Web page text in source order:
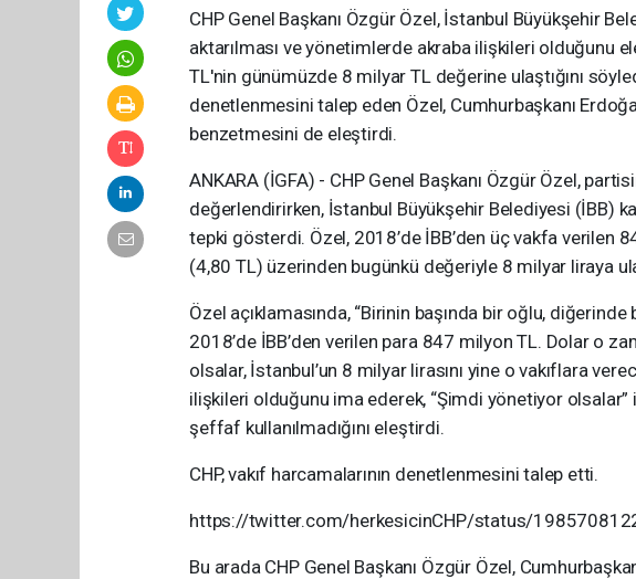
CHP Genel Başkanı Özgür Özel, İstanbul Büyükşehir
aktarılması ve yönetimlerde akraba ilişkileri olduğunu
TL'nin günümüzde 8 milyar TL değerine ulaştığını
denetlenmesini talep eden Özel, Cumhurbaşkanı
benzetmesini de eleştirdi.
ANKARA (İGFA) - CHP Genel Başkanı Özgür Özel,
değerlendirirken, İstanbul Büyükşehir Belediyesi (İBB)
tepki gösterdi. Özel, 2018’de İBB’den üç vakfa verilen
(4,80 TL) üzerinden bugünkü değeriyle 8 milyar liraya
Özel açıklamasında, “Birinin başında bir oğlu, diğerinde
2018’de İBB’den verilen para 847 milyon TL. Dolar o
olsalar, İstanbul’un 8 milyar lirasını yine o vakıflara
ilişkileri olduğunu ima ederek, “Şimdi yönetiyor
şeffaf kullanılmadığını eleştirdi.
CHP, vakıf harcamalarının denetlenmesini talep etti.
https://twitter.com/herkesicinCHP/status/
Bu arada CHP Genel Başkanı Özgür Özel,